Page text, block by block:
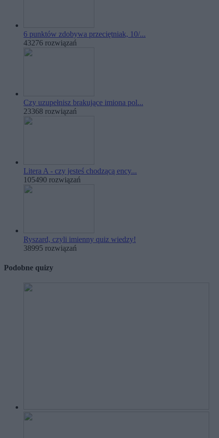
6 punktów zdobywa przeciętniak, 10/...
43276 rozwiązań
Czy uzupełnisz brakujące imiona pol...
23368 rozwiązań
Litera A - czy jesteś chodzącą ency...
105490 rozwiązań
Ryszard, czyli imienny quiz wiedzy!
38995 rozwiązań
Podobne quizy